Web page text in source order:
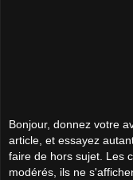
Bonjour, donnez votre
article, et essayez
faire de hors sujet. Les
modérés, ils ne